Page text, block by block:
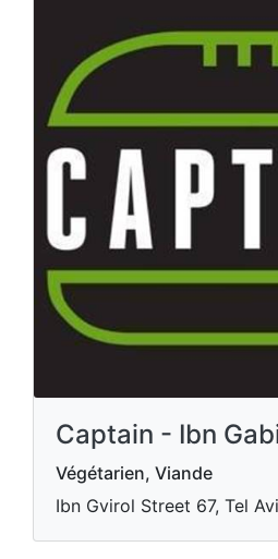
Captain - Ibn
Végétarien, Viande
Ibn Gvirol Street 67, Tel